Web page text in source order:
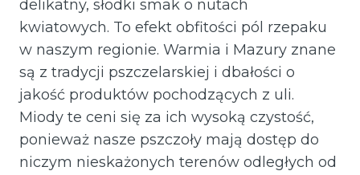
delikatny, słodki smak o nutach
kwiatowych. To efekt obfitości pól rzepaku
w naszym regionie. Warmia i Mazury znane
są z tradycji pszczelarskiej i dbałości o
jakość produktów pochodzących z uli.
Miody te ceni się za ich wysoką czystość,
ponieważ nasze pszczoły mają dostęp do
niczym nieskażonych terenów odległych od